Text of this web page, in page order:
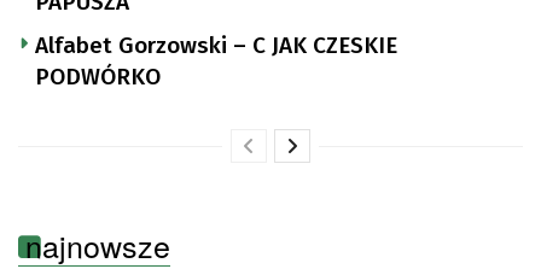
Alfabet Gorzowski – C JAK CZESKIE
PODWÓRKO
najnowsze